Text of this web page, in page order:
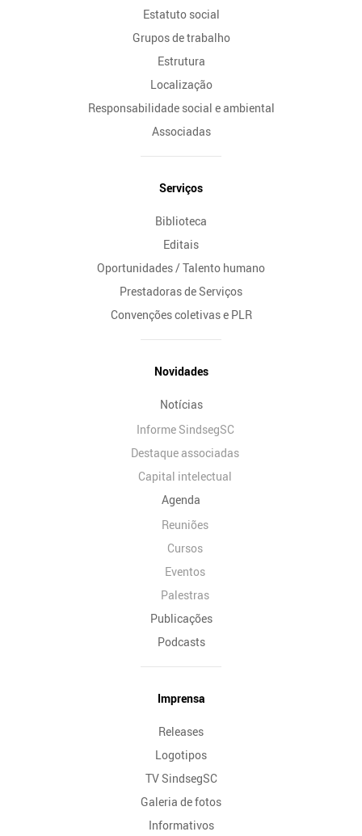
Estatuto social
Grupos de trabalho
Estrutura
Localização
Responsabilidade social e ambiental
Associadas
Serviços
Biblioteca
Editais
Oportunidades / Talento humano
Prestadoras de Serviços
Convenções coletivas e PLR
Novidades
Notícias
Informe SindsegSC
Destaque associadas
Capital intelectual
Agenda
Reuniões
Cursos
Eventos
Palestras
Publicações
Podcasts
Imprensa
Releases
Logotipos
TV SindsegSC
Galeria de fotos
Informativos